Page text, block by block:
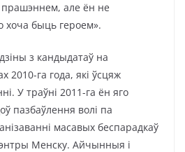
але ён не
хоча быць героем».
з кандыдатаў на
2010-га года, які ўсцяж
У траўні 2011-га ён яго
пазбаўлення волі па
масавых беспарадкаў
Менску. Айчынныя і